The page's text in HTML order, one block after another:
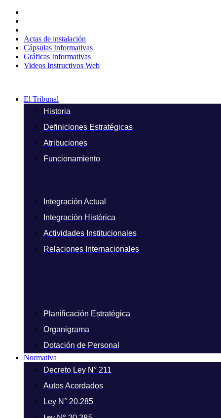
contenido
Actas de instalación
Cápsulas Informativas
Gráficas Informativas
Videos Instructivos Web
El Tribunal
Historia
Definiciones Estratégicas
Atribuciones
Funcionamiento
Integración Actual
Integración Histórica
Actividades Institucionales
Relaciones Internacionales
Planificación Estratégica
Organigrama
Dotación de Personal
Normativa
Decreto Ley N° 211
Autos Acordados
Ley N° 20.285